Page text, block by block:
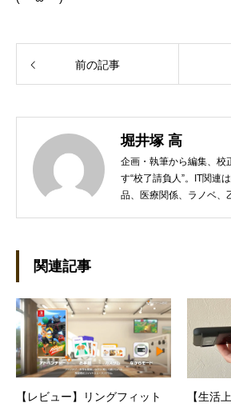
前の記事
堀井塚 高
企画・執筆から編集、校
す“校了請負人”。IT関連
品、医療関係、ラノベ、
関連記事
【レビュー】リングフィット
【生活